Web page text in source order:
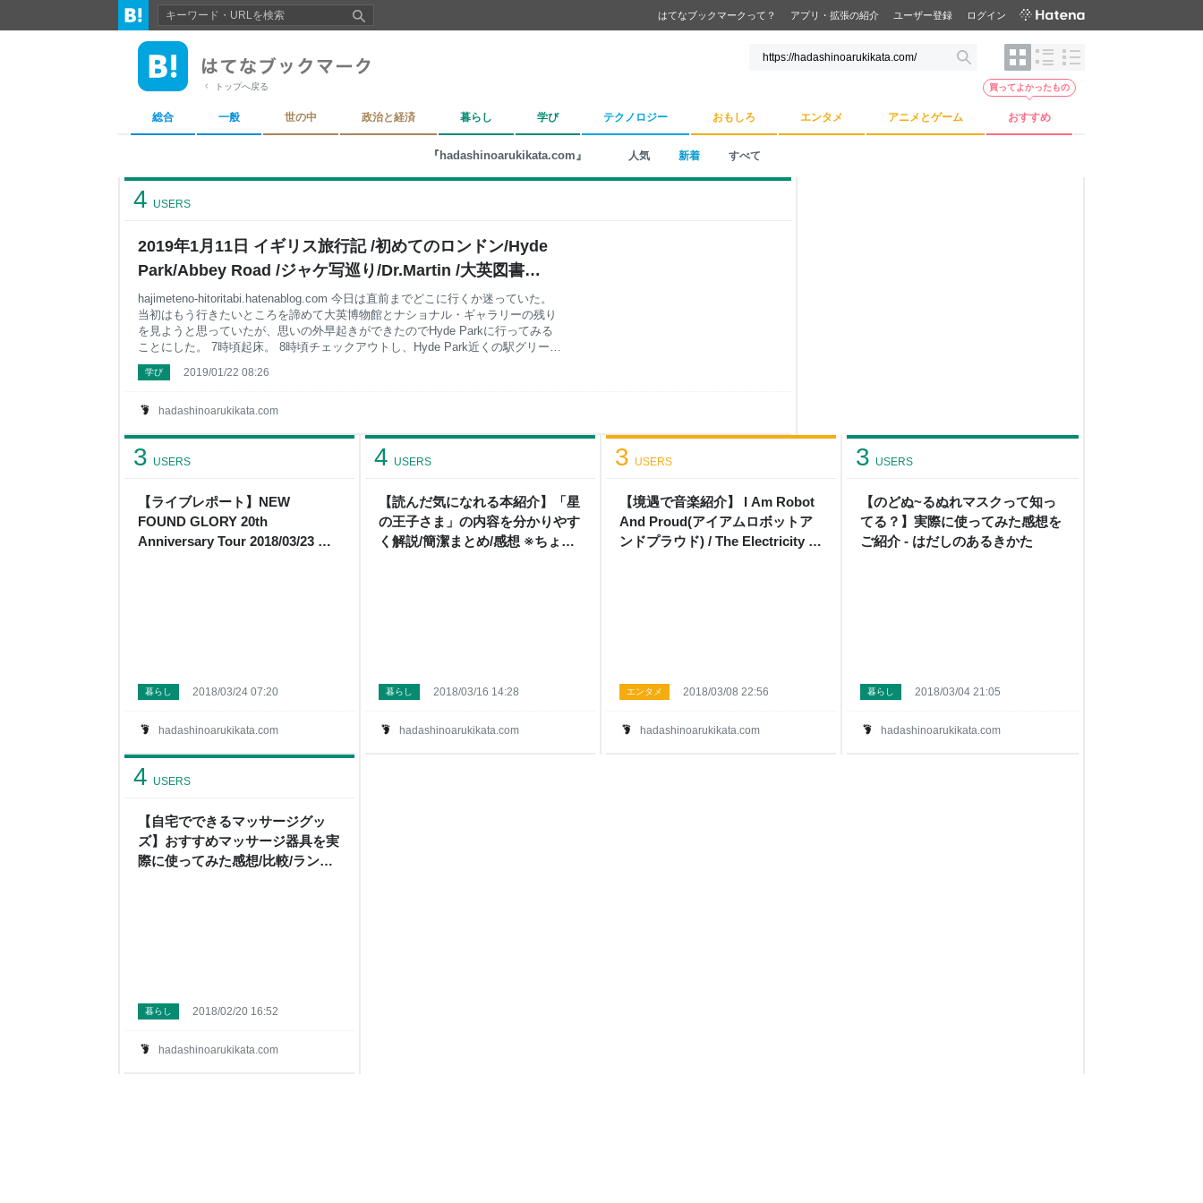
はてなブックマークって？ アプリ・拡張の紹介 ユーザー登録 ログイン
トップへ戻る
総合 一般 世の中 政治と経済 暮らし 学び テクノロジー おもしろ エンタメ アニメとゲーム おすすめ
買ってよかったもの
『hadashinoarukikata.com』 人気 新着 すべて
2019年1月11日 イギリス旅行記 /初めてのロンドン/Hyde
Park/Abbey Road ​/ジャケ写巡り/Dr.Martin ​/大英図書館 ​/
ロンドン土産/ ​ー1日の出費まとめ - はだしのあるきかた
4 USERS
hadashinoarukikata.com
hajimeteno-hitoritabi.hatenablog.com 今日は直前までどこに行くか迷っていた。
当初はもう行きたいところを諦めて大英博物館とナショナル・ギャラリーの残り
を見ようと思っていたが、思いの外早起きができたのでHyde Parkに行ってみる
ことにした。 7時頃起床。 8時頃チェックアウトし、Hyde Park近くの駅グリーン
パーク駅まで向かい、そこから歩いてHyde Parkまで行くことにした。 8時半頃
グリーンパーク駅に到着。 Subway（日本で言う地下道）を通ったりしてHyde
も言えない感じだった。 ちょと歩くとHyde Parkに到着。 とにかく広かった。
学び 2019/01/22 08:26
【ライブレポート】NEW
FOUND GLORY 20th
Anniversary Tour 2018/03/23 新
3 USERS
hadashinoarukikata.com
暮らし 2018/03/24 07:20
【読んだ気になれる本紹介】「星
の王子さま」の内容を分かりやす
く解説/簡潔まとめ/感想 ※ちょっ
4 USERS
hadashinoarukikata.com
暮らし 2018/03/16 14:28
【境遇で音楽紹介】 I Am Robot
And Proud(アイアムロボットア
ンドプラウド) / The Electricity in
3 USERS
hadashinoarukikata.com
エンタメ 2018/03/08 22:56
【のどぬ~るぬれマスクって知っ
てる？】実際に使ってみた感想を
ご紹介 - はだしのあるきかた
3 USERS
hadashinoarukikata.com
暮らし 2018/03/04 21:05
【自宅でできるマッサージグッ
ズ】おすすめマッサージ器具を実
際に使ってみた感想/比較/ランキ
4 USERS
hadashinoarukikata.com
暮らし 2018/02/20 16:52